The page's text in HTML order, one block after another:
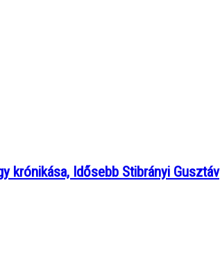
krónikása, Idősebb Stibrányi Gusztáv